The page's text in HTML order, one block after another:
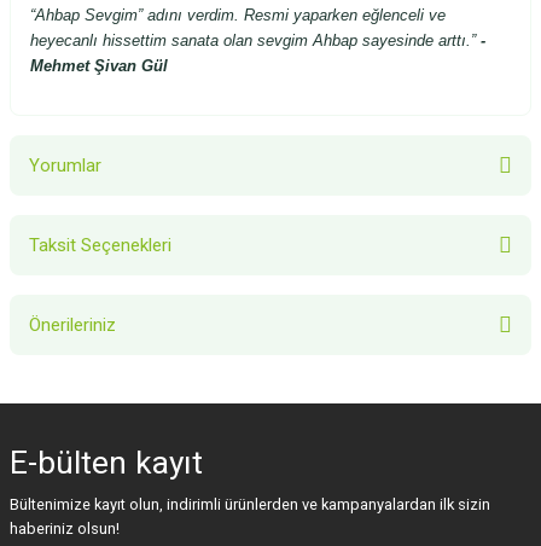
“Ahbap Sevgim” adını verdim. Resmi yaparken eğlenceli ve
heyecanlı hissettim sanata olan sevgim Ahbap sayesinde arttı.” -
Mehmet Şivan Gül
Yorumlar
Taksit Seçenekleri
Önerileriniz
Görüş ve önerileriniz için teşekkür ederiz.
Ürün resmi kalitesiz, bozuk veya görüntülenemiyor.
E-bülten kayıt
Bültenimize kayıt olun, indirimli ürünlerden ve kampanyalardan ilk sizin
haberiniz olsun!